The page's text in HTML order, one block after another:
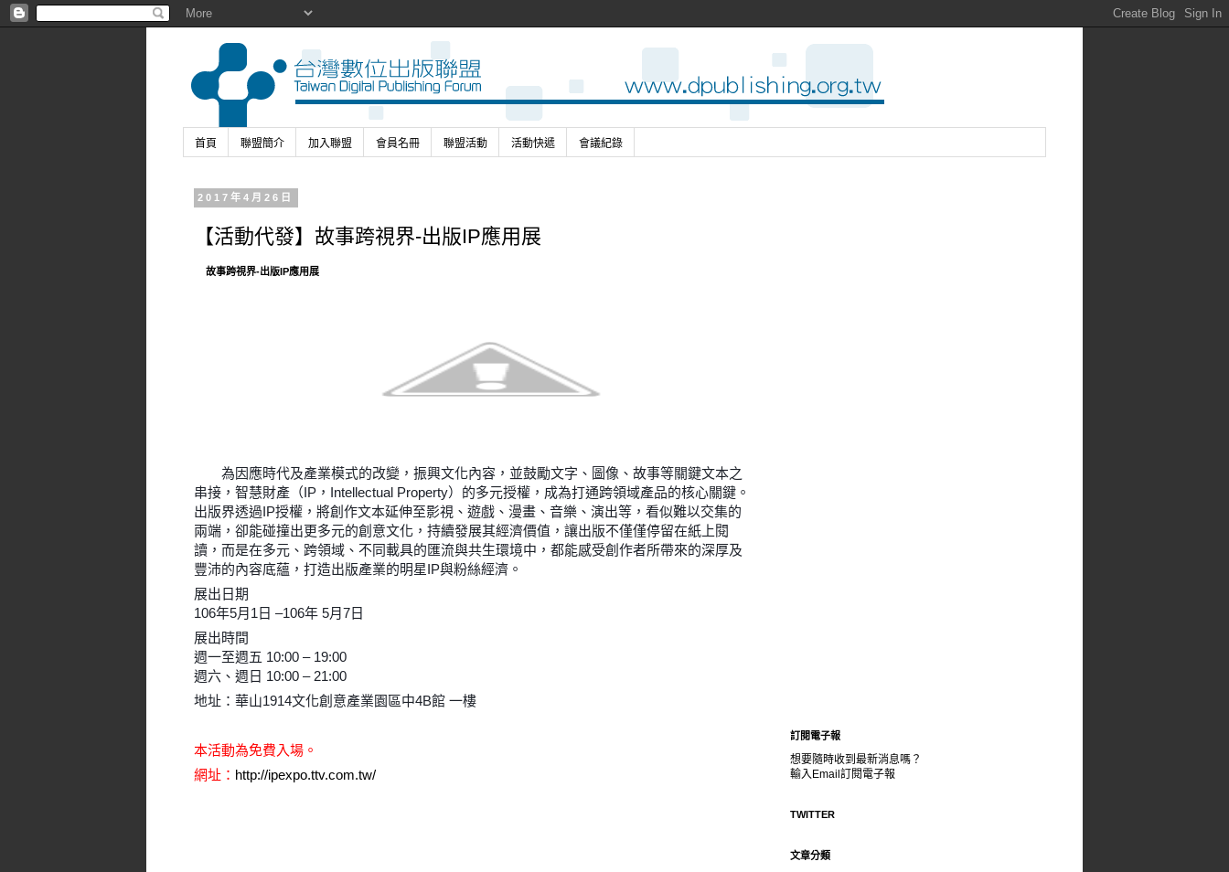
首頁 聯盟簡介 加入聯盟 會員名冊 聯盟活動 活動快遞 會議紀錄
2017年4月26日
【活動代發】故事跨視界-出版IP應用展
故事跨視界-出版IP應用展
為因應時代及產業模式的改變，振興文化內容，並鼓勵文字、圖像、故事等關鍵文本之
串接，智慧財產（IP，Intellectual Property）的多元授權，成為打通跨領域產品的核心關鍵。
出版界透過IP授權，將創作文本延伸至影視、遊戲、漫畫、音樂、演出等，看似難以交集的
兩端，卻能碰撞出更多元的創意文化，持續發展其經濟價值，讓出版不僅僅停留在紙上閱
讀，而是在多元、跨領域、不同載具的匯流與共生環境中，都能感受創作者所帶來的深厚及
豐沛的內容底蘊，打造出版產業的明星IP與粉絲經濟。
展出日期
106年5月1日 –106年 5月7日
展出時間
週一至週五 10:00 – 19:00
週六、週日 10:00 – 21:00
地址：華山1914文化創意產業園區中4B館 一樓
本活動為免費入場。
網址： http://ipexpo.ttv.com.tw/
訂閱電子報
想要隨時收到最新消息嗎？
輸入Email訂閱電子報
TWITTER
文章分類